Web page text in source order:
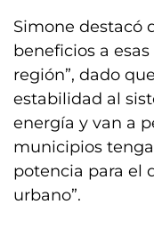
Simone destacó
beneficios a
región”, dado
estabilidad al
energía y van a
municipios
potencia para el
urbano”.